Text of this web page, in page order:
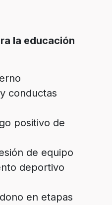
la educación
conductas
positivo de
de equipo
deportivo
en etapas